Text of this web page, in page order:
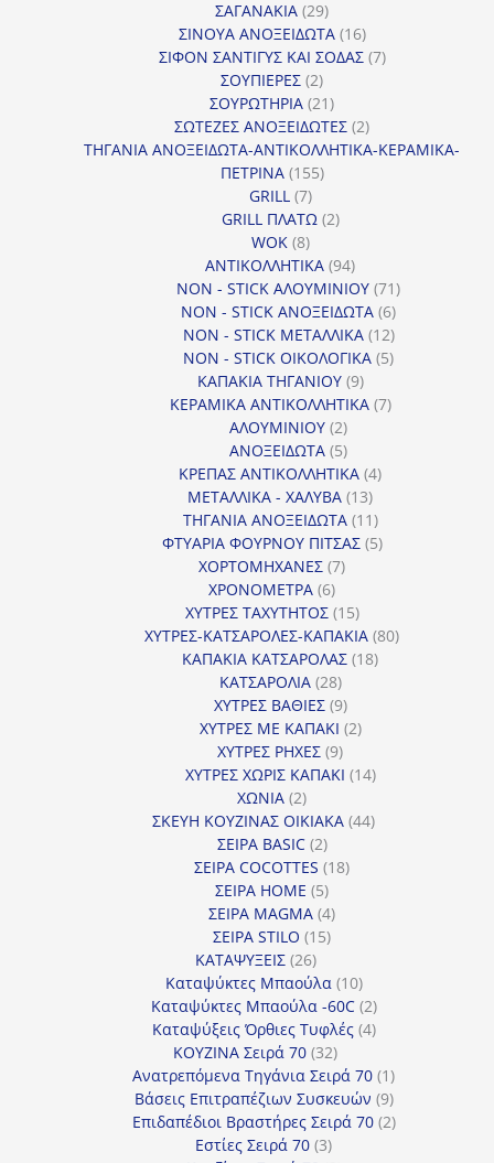
ΣΑΓΑΝΑΚΙΑ 2929
προϊόντα
ΣΙΝΟΥΑ ΑΝΟΞΕΙΔΩΤΑ 1616
προϊόντα
ΣΙΦΟΝ ΣΑΝΤΙΓΥΣ ΚΑΙ ΣΟΔΑΣ 77
ΣΟΥΠΙΕΡΕΣ 22
προϊόντα
ΣΟΥΡΩΤΗΡΙΑ 2121
προϊόντα
ΣΩΤΕΖΕΣ ΑΝΟΞΕΙΔΩΤΕΣ 22
προϊόντα
ΤΗΓΑΝΙΑ ΑΝΟΞΕΙΔΩΤΑ-ΑΝΤΙΚΟΛΛΗΤΙΚΑ-ΚΕΡΑΜΙΚΑ-
ΠΕΤΡΙΝΑ 155155
GRILL 77
προϊόντα
GRILL ΠΛΑΤΩ 22
WOK 88
προϊόντα
ΑΝΤΙΚΟΛΛΗΤΙΚΑ 9494
προϊόντα
NON - STICK ΑΛΟΥΜΙΝΙΟΥ 7171
προϊόντα
NON - STICK ΑΝΟΞΕΙΔΩΤΑ 66
προϊόντα
NON - STICK ΜΕΤΑΛΛΙΚΑ 1212
προϊόντα
NON - STICK ΟΙΚΟΛΟΓΙΚΑ 55
ΚΑΠΑΚΙΑ ΤΗΓΑΝΙΟΥ 99
προϊόντα
ΚΕΡΑΜΙΚΑ ΑΝΤΙΚΟΛΛΗΤΙΚΑ 77
ΑΛΟΥΜΙΝΙΟΥ 22
προϊόντα
ΑΝΟΞΕΙΔΩΤΑ 55
προϊόντα
ΚΡΕΠΑΣ ΑΝΤΙΚΟΛΛΗΤΙΚΑ 44
ΜΕΤΑΛΛΙΚΑ - ΧΑΛΥΒΑ 1313
προϊόντα
ΤΗΓΑΝΙΑ ΑΝΟΞΕΙΔΩΤΑ 1111
προϊόντα
ΦΤΥΑΡΙΑ ΦΟΥΡΝΟΥ ΠΙΤΣΑΣ 55
ΧΟΡΤΟΜΗΧΑΝΕΣ 77
ΧΡΟΝΟΜΕΤΡΑ 66
προϊόντα
ΧΥΤΡΕΣ ΤΑΧΥΤΗΤΟΣ 1515
προϊόντα
ΧΥΤΡΕΣ-ΚΑΤΣΑΡΟΛΕΣ-ΚΑΠΑΚΙΑ 8080
ΚΑΠΑΚΙΑ ΚΑΤΣΑΡΟΛΑΣ 1818
ΚΑΤΣΑΡΟΛΙΑ 2828
προϊόντα
ΧΥΤΡΕΣ ΒΑΘΙΕΣ 99
προϊόντα
ΧΥΤΡΕΣ ΜΕ ΚΑΠΑΚΙ 22
ΧΥΤΡΕΣ ΡΗΧΕΣ 99
προϊόντα
ΧΥΤΡΕΣ ΧΩΡΙΣ ΚΑΠΑΚΙ 1414
ΧΩΝΙΑ 22
προϊόντα
ΣΚΕΥΗ ΚΟΥΖΙΝΑΣ ΟΙΚΙΑΚΑ 4444
ΣΕΙΡΑ BASIC 22
προϊόντα
ΣΕΙΡΑ COCOTTES 1818
ΣΕΙΡΑ HOME 55
προϊόντα
ΣΕΙΡΑ MAGMA 44
προϊόντα
ΣΕΙΡΑ STILO 1515
ΚΑΤΑΨΥΞΕΙΣ 2626
προϊόντα
Καταψύκτες Μπαούλα 1010
προϊόντα
Καταψύκτες Μπαούλα -60C 22
προϊόντα
Καταψύξεις Όρθιες Τυφλές 44
ΚΟΥΖΙΝΑ Σειρά 70 3232
προϊόντα
Ανατρεπόμενα Τηγάνια Σειρά 70 11
προϊόν
Βάσεις Επιτραπέζιων Συσκευών 99
προϊόντα
Επιδαπέδιοι Βραστήρες Σειρά 70 22
Εστίες Σειρά 70 33